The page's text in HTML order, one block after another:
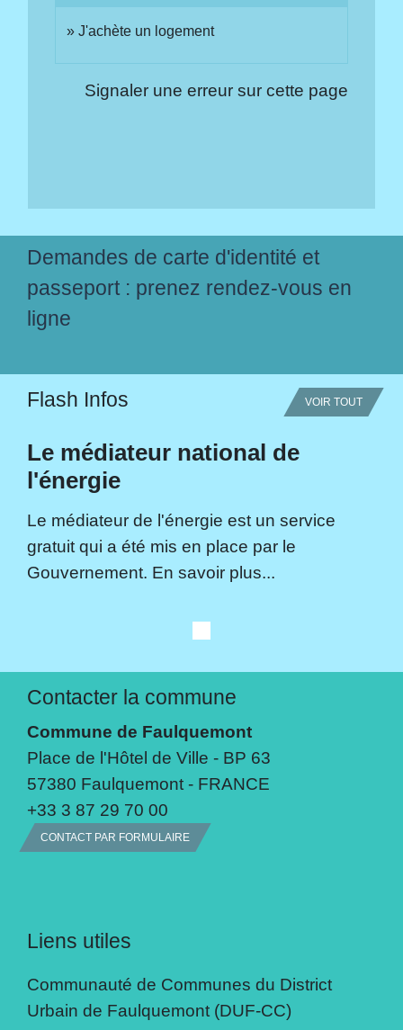
J'achète un logement
Signaler une erreur sur cette page
Demandes de carte d'identité et
passeport : prenez rendez-vous en
ligne
Flash Infos VOIR TOUT
Le médiateur national de
l'énergie
Le médiateur de l'énergie est un service
gratuit qui a été mis en place par le
Gouvernement. En savoir plus...
Contacter la commune
Commune de Faulquemont
Place de l'Hôtel de Ville - BP 63
57380 Faulquemont - FRANCE
+33 3 87 29 70 00
CONTACT PAR FORMULAIRE
Liens utiles
Communauté de Communes du District
Urbain de Faulquemont (DUF-CC)